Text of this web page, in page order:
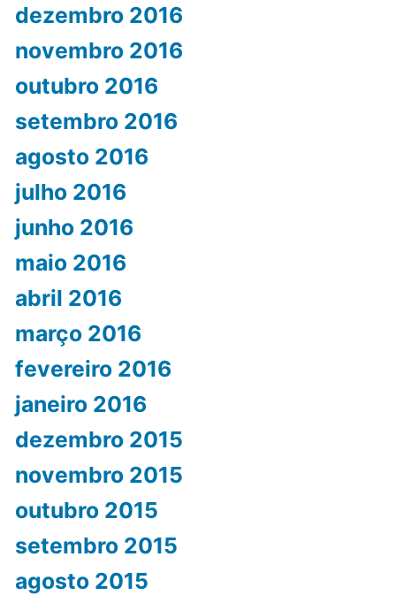
dezembro 2016
novembro 2016
outubro 2016
setembro 2016
agosto 2016
julho 2016
junho 2016
maio 2016
abril 2016
março 2016
fevereiro 2016
janeiro 2016
dezembro 2015
novembro 2015
outubro 2015
setembro 2015
agosto 2015